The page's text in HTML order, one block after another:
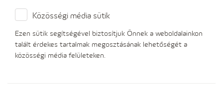
Legyen online áramügyekben is!
Közösségi média sütik
Ezen sütik segítségével biztosítjuk Önnek a weboldalainkon
talált érdekes tartalmak megosztásának lehetőségét a
közösségi média felületeken.